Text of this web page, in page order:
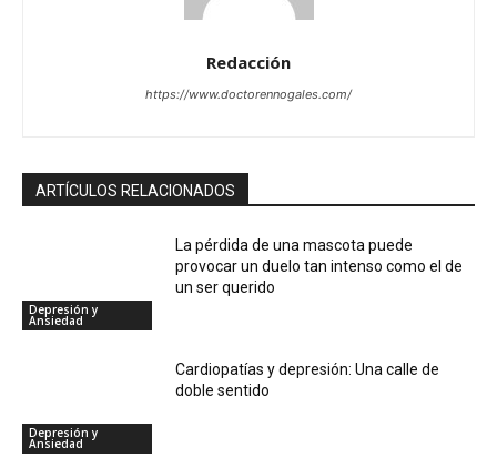
Redacción
https://www.doctorennogales.com/
ARTÍCULOS RELACIONADOS
Depresión y
Ansiedad
La pérdida de una mascota puede
provocar un duelo tan intenso como el de
un ser querido
Depresión y
Ansiedad
Cardiopatías y depresión: Una calle de
doble sentido